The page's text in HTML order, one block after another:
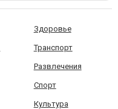
Здоровье
Транспорт
Развлечения
Спорт
Культура